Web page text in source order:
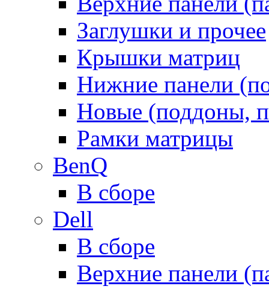
Заглушки и прочее
Крышки матриц
Нижние панели
Новые (поддоны,
Рамки матрицы
BenQ
В сборе
Dell
В сборе
Верхние панели